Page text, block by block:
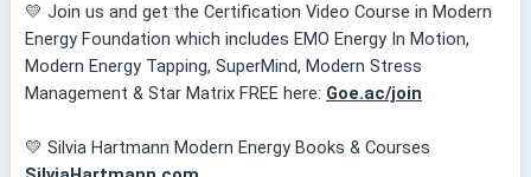
💛 Join us and get the Certification Video Course in Modern
Energy Foundation which includes EMO Energy In Motion,
Modern Energy Tapping, SuperMind, Modern Stress
Management & Star Matrix FREE here: Goe.ac/join
💛 Silvia Hartmann Modern Energy Books & Courses